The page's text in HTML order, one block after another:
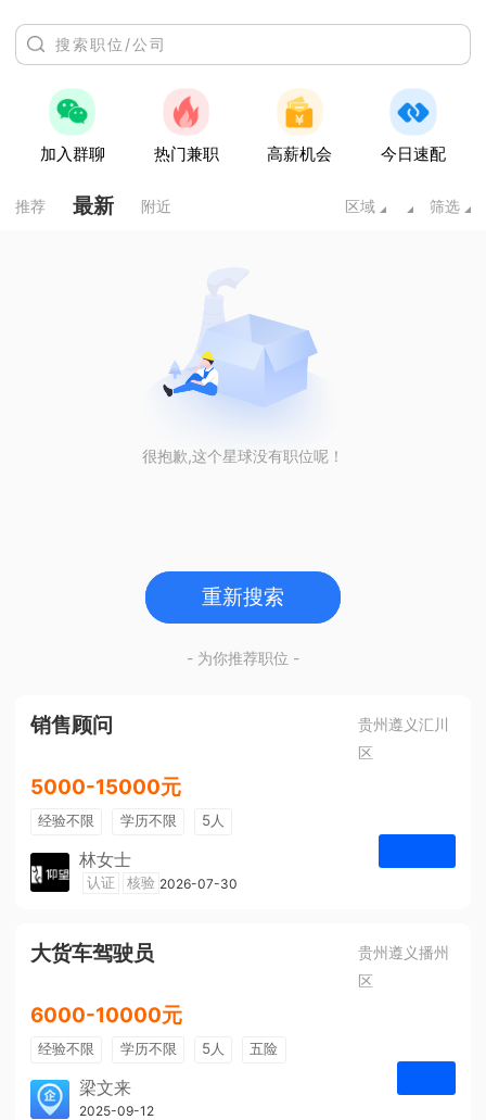
加入群聊 热门兼职 高薪机会 今日速配
推荐 最新 附近 区域 筛选
很抱歉,这个星球没有职位呢！
重新搜索
- 为你推荐职位 -
销售顾问
贵州遵义汇川
区
5000-15000元
经验不限 学历不限 5人
林女士
遵义仰望体验空间
认证 核验 2026-07-30
大货车驾驶员
贵州遵义播州
区
6000-10000元
经验不限 学历不限 5人
五险
免费培训
包住宿
梁文来
贵州璟琦物流有限公司
2025-09-12